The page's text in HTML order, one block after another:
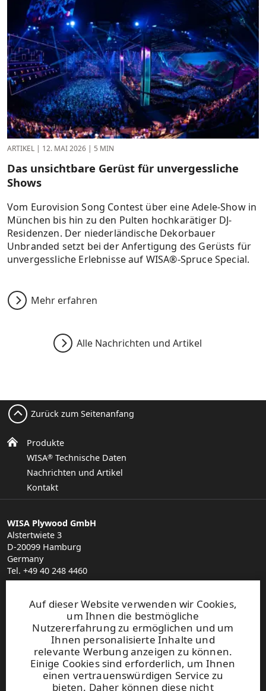
ARTIKEL | 12. MAI 2026 | 5 MIN
Das unsichtbare Gerüst für unvergessliche
Shows
Vom Eurovision Song Contest über eine Adele-Show in
München bis hin zu den Pulten hochkarätiger DJ-
Residenzen. Der niederländische Dekorbauer
Unbranded setzt bei der Anfertigung des Gerüsts für
unvergessliche Erlebnisse auf WISA®-Spruce Special.
Mehr erfahren
Alle Nachrichten und Artikel
Auf dieser Website verwenden wir Cookies,
um Ihnen die bestmögliche
Nutzererfahrung zu ermöglichen und um
Ihnen personalisierte Inhalte und
relevante Werbung anzeigen zu können.
Einige Cookies sind erforderlich, um Ihnen
einen vertrauenswürdigen Service zu
bieten. Daher können diese nicht
Produkte
WISA® Technische Daten
Nachrichten und Artikel
Kontakt
Zurück zum Seitenanfang
WISA Plywood GmbH
Alstertwiete 3
D-20099 Hamburg
Germany
Tel. +49 40 248 4460
General Sales Conditions
Abonnieren Sie jetzt unserenNewsletter!
Abonnieren Sie unserenNewsletter für den
Fahrzeugbau